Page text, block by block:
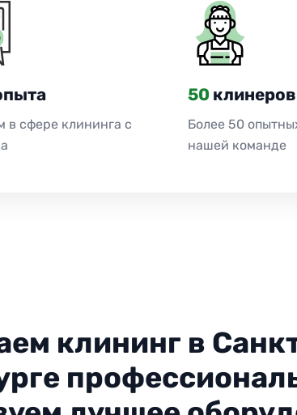
в сфере клининга с
50 клинеров
Более 50
нашей команде
клининг в